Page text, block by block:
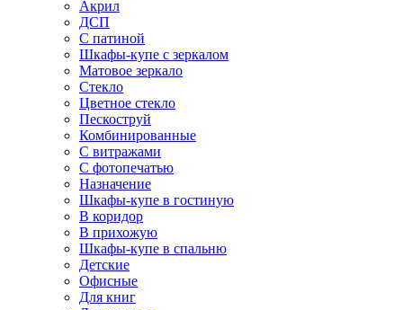
Акрил
ДСП
С патиной
Шкафы-купе с зеркалом
Матовое зеркало
Стекло
Цветное стекло
Пескоструй
Комбинированные
С витражами
С фотопечатью
Назначение
Шкафы-купе в гостиную
В коридор
В прихожую
Шкафы-купе в спальню
Детские
Офисные
Для книг